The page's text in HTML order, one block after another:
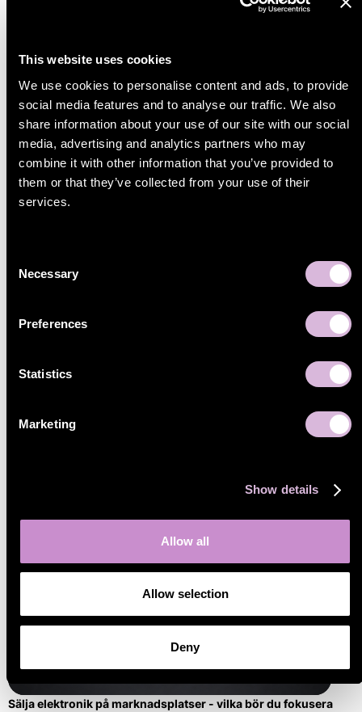
This website uses cookies
We use cookies to personalise content and ads, to provide
social media features and to analyse our traffic. We also
share information about your use of our site with our social
media, advertising and analytics partners who may
combine it with other information that you’ve provided to
them or that they’ve collected from your use of their
services.
Selection
Necessary
Preferences
Statistics
Marketing
Show details
Allow all
Allow selection
Deny
Kategorier
Insikter
Kolla in de senaste nyheterna
Sälja elektronik på marknadsplatser - vilka bör du fokusera